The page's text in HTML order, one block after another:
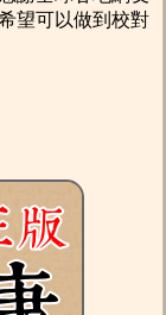
望可以做到校對